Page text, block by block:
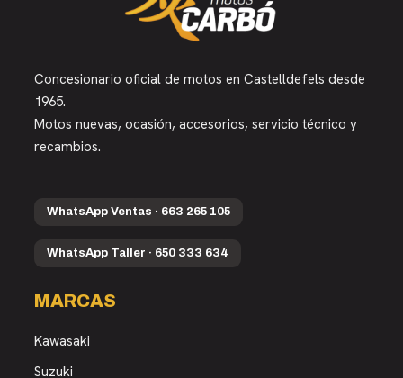
Concesionario oficial de motos en Castelldefels desde
1965.
Motos nuevas, ocasión, accesorios, servicio técnico y
recambios.
WhatsApp Ventas · 663 265 105
WhatsApp Taller · 650 333 634
MARCAS
Kawasaki
Suzuki